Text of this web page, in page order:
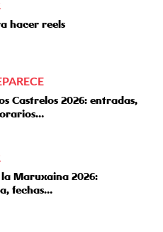
hacer reels
Castrelos 2026: entradas,
la Maruxaina 2026:
fechas…